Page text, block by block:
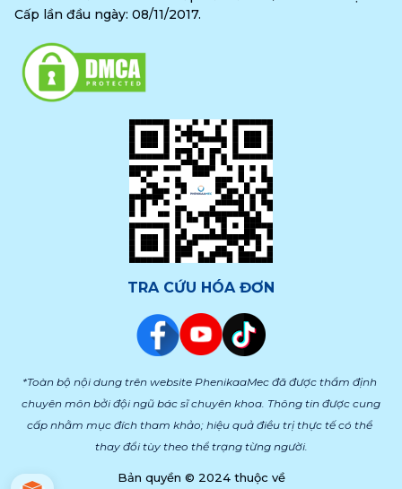
Cấp lần đầu ngày: 08/11/2017.
TRA CỨU HÓA ĐƠN
*Toàn bộ nội dung trên website PhenikaaMec đã được thẩm định
chuyên môn bởi đội ngũ bác sĩ chuyên khoa. Thông tin được cung
cấp nhằm mục đích tham khảo; hiệu quả điều trị thực tế có thể
thay đổi tùy theo thể trạng từng người.
Bản quyền © 2024 thuộc về